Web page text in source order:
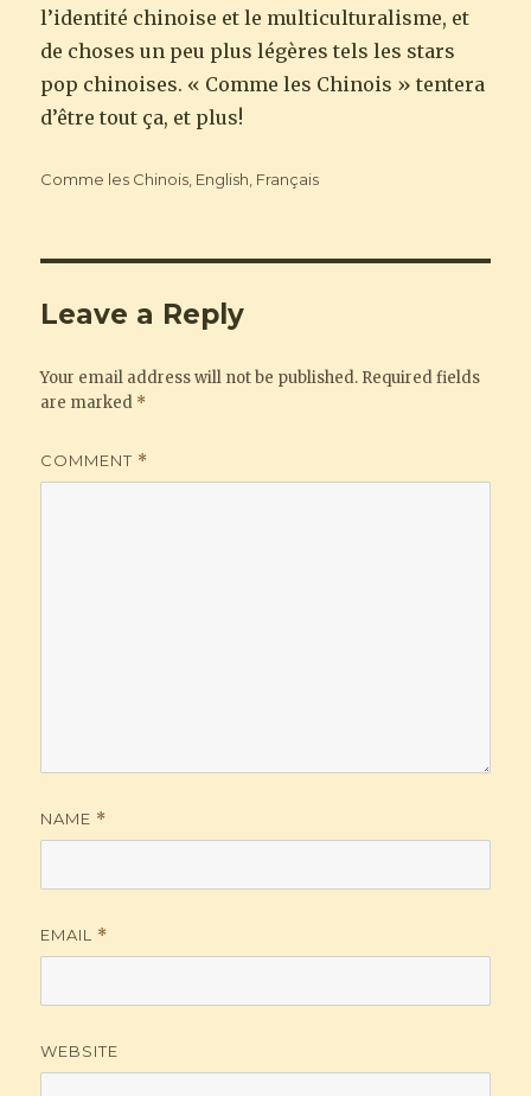
l’identité chinoise et le multiculturalisme, et
de choses un peu plus légères tels les stars
pop chinoises. « Comme les Chinois » tentera
d’être tout ça, et plus!
Categories
Comme les Chinois English Français
Leave a Reply
Your email address will not be published. Required fields
are marked *
COMMENT *
NAME *
EMAIL *
WEBSITE